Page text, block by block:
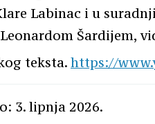
Labinac i u
Šardijem,
teksta. https://
3. lipnja 2026.